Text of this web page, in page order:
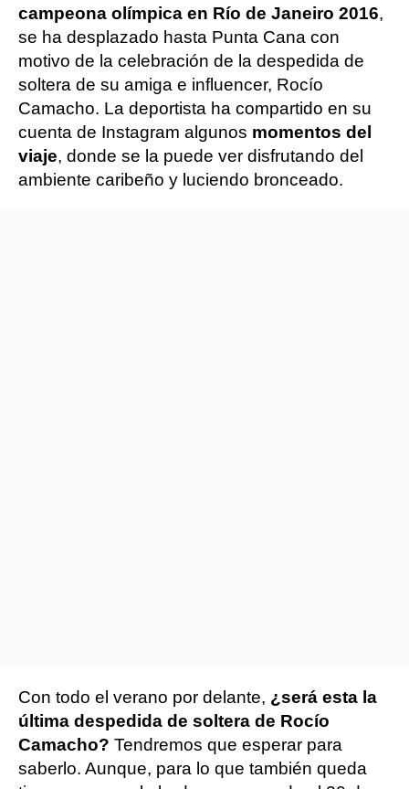
campeona olímpica en Río de Janeiro 2016,
se ha desplazado hasta Punta Cana con
motivo de la celebración de la despedida de
soltera de su amiga e influencer, Rocío
Camacho. La deportista ha compartido en su
cuenta de Instagram algunos momentos del
viaje, donde se la puede ver disfrutando del
ambiente caribeño y luciendo bronceado.
Con todo el verano por delante, ¿será esta la
última despedida de soltera de Rocío
Camacho? Tendremos que esperar para
saberlo. Aunque, para lo que también queda